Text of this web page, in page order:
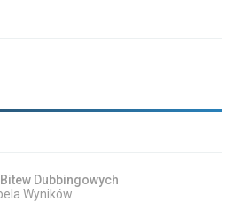
Dubbingowych
Wyników